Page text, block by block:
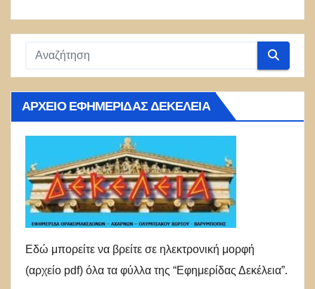
ΑΡΧΕΊΟ ΕΦΗΜΕΡΊΔΑΣ ΔΕΚΈΛΕΙΑ
Εδώ μπορείτε να βρείτε σε ηλεκτρονική μορφή
(αρχείο pdf) όλα τα φύλλα της “Εφημερίδας Δεκέλεια”.